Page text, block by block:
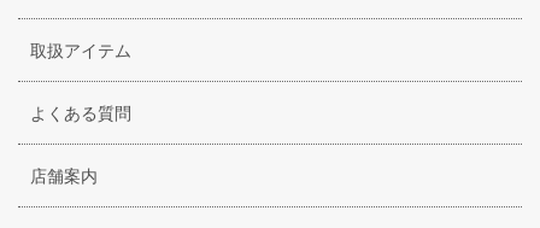
取扱アイテム
よくある質問
店舗案内